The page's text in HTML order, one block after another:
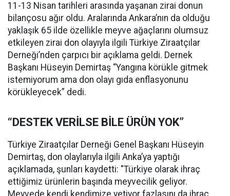
11-13 Nisan tarihleri arasında yaşanan zirai donun
bilançosu ağır oldu. Aralarında Ankara’nın da olduğu
yaklaşık 65 ilde özellikle meyve ağaçlarını olumsuz
etkileyen zirai don olayıyla ilgili Türkiye Ziraatçılar
Derneği’nden çarpıcı bir açıklama geldi. Dernek
Başkanı Hüseyin Demirtaş “Yangına körükle gitmek
istemiyorum ama don olayı gıda enflasyonunu
körükleyecek” dedi.
“DESTEK VERİLSE BİLE ÜRÜN YOK”
Türkiye Ziraatçılar Derneği Genel Başkanı Hüseyin
Demirtaş, don olaylarıyla ilgili Anka’ya yaptığı
açıklamada, şunları kaydetti: "Türkiye olarak ihraç
ettiğimiz ürünlerin başında meyvecilik geliyor.
Meyvede kendi kendimize yetiyor fazlasını da ihraç